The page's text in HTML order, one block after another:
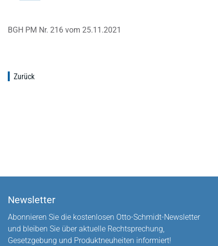
BGH PM Nr. 216 vom 25.11.2021
Zurück
Newsletter
Abonnieren Sie die kostenlosen Otto-Schmidt-Newsletter
und bleiben Sie über aktuelle Rechtsprechung,
Gesetzgebung und Produktneuheiten informiert!